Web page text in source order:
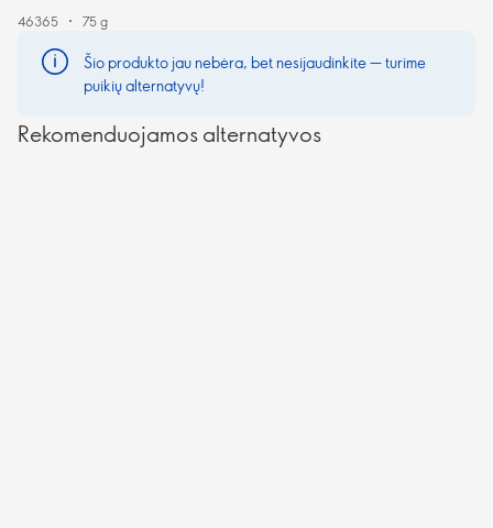
46365 75 g
Šio produkto jau nebėra, bet nesijaudinkite — turime
puikių alternatyvų!
Rekomenduojamos alternatyvos